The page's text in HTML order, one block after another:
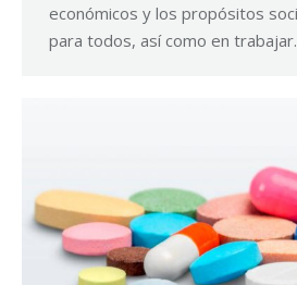
económicos y los propósitos
para todos, así como en